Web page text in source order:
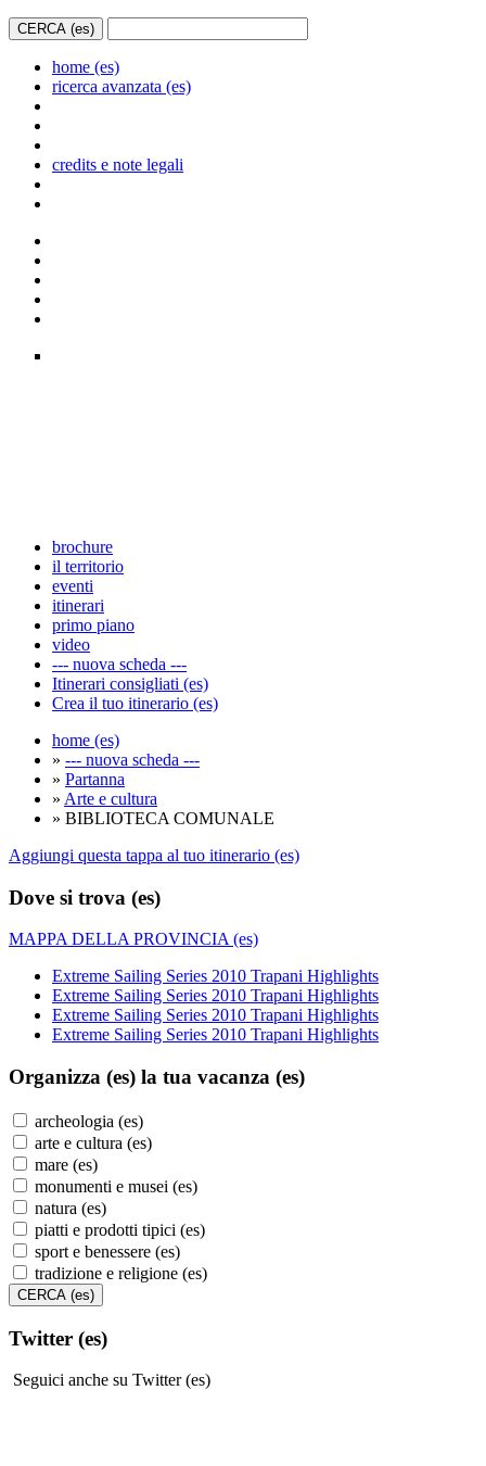
home (es)
ricerca avanzata (es)
credits e note legali
brochure
il territorio
eventi
itinerari
primo piano
video
--- nuova scheda ---
Itinerari consigliati (es)
Crea il tuo itinerario (es)
home (es)
» --- nuova scheda ---
» Partanna
» Arte e cultura
» BIBLIOTECA COMUNALE
Aggiungi questa tappa al tuo itinerario (es)
Dove si trova (es)
MAPPA DELLA PROVINCIA (es)
Extreme Sailing Series 2010 Trapani Highlights
Extreme Sailing Series 2010 Trapani Highlights
Extreme Sailing Series 2010 Trapani Highlights
Extreme Sailing Series 2010 Trapani Highlights
Organizza (es) la tua vacanza (es)
archeologia (es)
arte e cultura (es)
mare (es)
monumenti e musei (es)
natura (es)
piatti e prodotti tipici (es)
sport e benessere (es)
tradizione e religione (es)
Twitter (es)
Seguici anche su Twitter (es)